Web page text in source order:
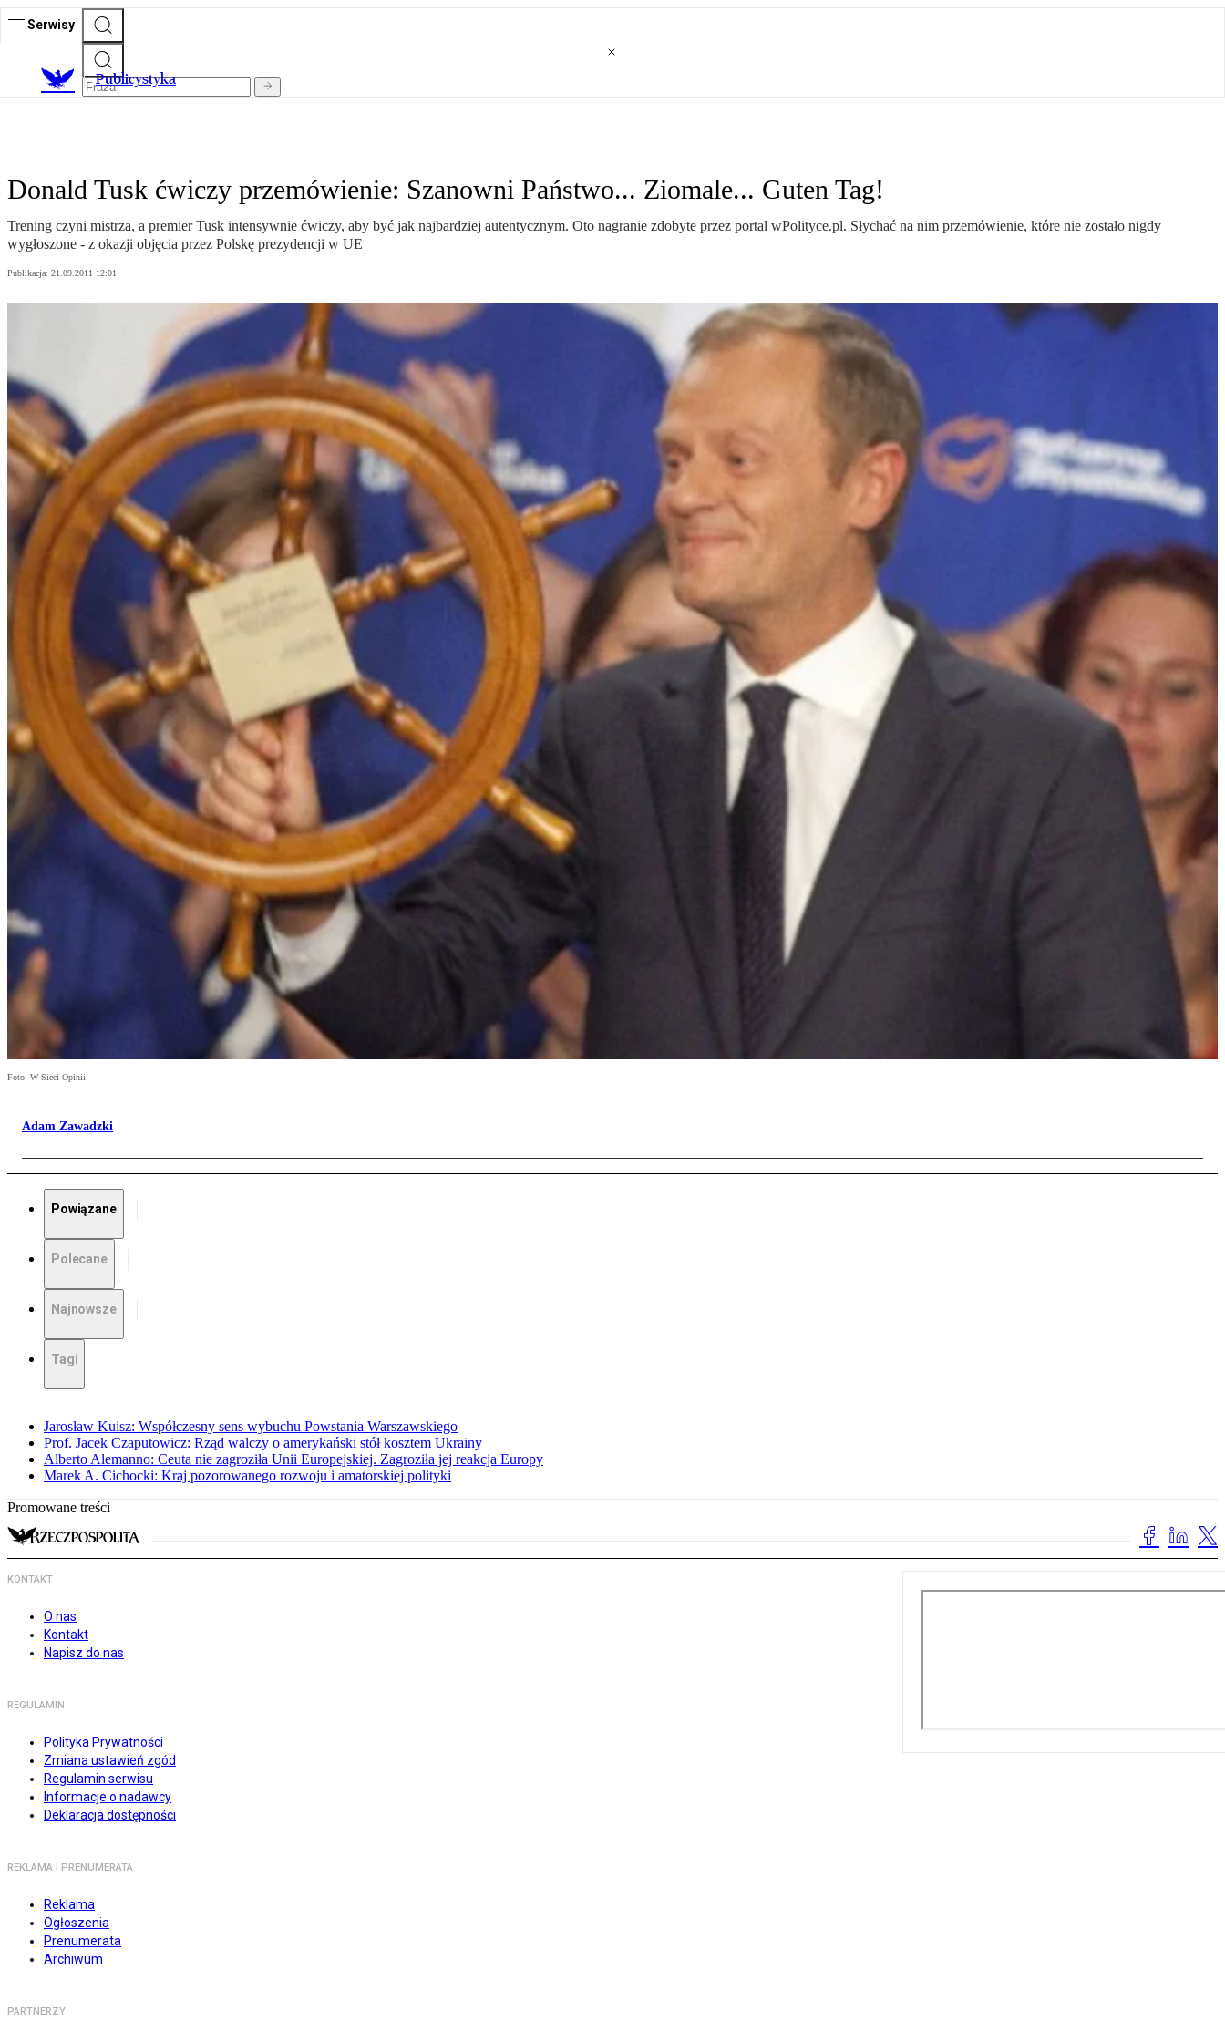
Serwisy
Publicystyka
Donald Tusk ćwiczy przemówienie: Szanowni Państwo... Ziomale... Guten Tag!
Trening czyni mistrza, a premier Tusk intensywnie ćwiczy, aby być jak najbardziej autentycznym. Oto nagranie zdobyte przez portal wPolityce.pl. Słychać na nim przemówienie, które nie zostało nigdy
wygłoszone - z okazji objęcia przez Polskę prezydencji w UE
Publikacja: 21.09.2011 12:01
Foto: W Sieci Opinii
Adam Zawadzki
Powiązane
Polecane
Najnowsze
Tagi
Jarosław Kuisz: Współczesny sens wybuchu Powstania Warszawskiego
Prof. Jacek Czaputowicz: Rząd walczy o amerykański stół kosztem Ukrainy
Alberto Alemanno: Ceuta nie zagroziła Unii Europejskiej. Zagroziła jej reakcja Europy
Marek A. Cichocki: Kraj pozorowanego rozwoju i amatorskiej polityki
Promowane treści
KONTAKT
O nas
Kontakt
Napisz do nas
REGULAMIN
Polityka Prywatności
Zmiana ustawień zgód
Regulamin serwisu
Informacje o nadawcy
Deklaracja dostępności
REKLAMA I PRENUMERATA
Reklama
Ogłoszenia
Prenumerata
Archiwum
PARTNERZY